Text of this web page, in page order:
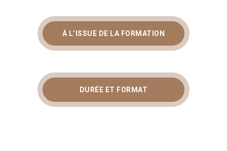
À L’ISSUE DE LA FORMATION
DURÉE ET FORMAT